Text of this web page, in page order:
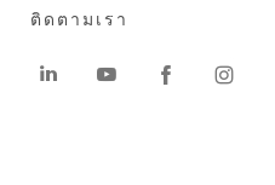
ติดตามเรา